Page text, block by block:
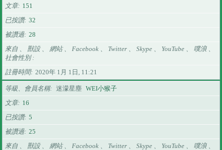
文章
151
已按讚 32
被讚過 28
來自 、 獸設 、 網站 、 Facebook 、 Twitter 、 Skype 、 YouTube 、 噗浪 、
社會性別
註冊時間
2020年 1月 1日, 11:21
等級、會員名稱 迷濛星塵 WEI小猴子
文章
16
已按讚 5
被讚過 25
來自 、 獸設 、 網站 、 Facebook 、 Twitter 、 Skype 、 YouTube 、 噗浪 、